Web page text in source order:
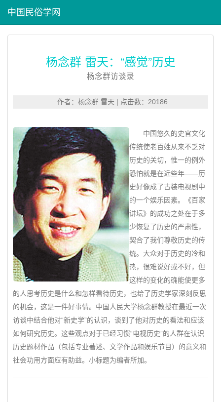
中国民俗学网
杨念群 雷天：“感觉”历史
杨念群访谈录
作者：杨念群 雷天 | 点击数：20186
中国悠久的史官文化
传统使老百姓从来不乏对
历史的关切，惟一的例外
恐怕就是在近些年——历
史好像成了古装电视剧中
的一个娱乐因素。《百家
讲坛》的成功之处在于多
少恢复了历史的严肃性，
契合了我们尊敬历史的传
统。大众对于历史的冷和
热，很难说好或不好，但
这样的变化的确能使更多
的人思考历史是什么和怎样看待历史，也给了历史学家深刻反思
的机会，这是一件好事情。中国人民大学杨念群教授在最近一次
访谈中结合他对“新史学”的认识，谈到了他对历史的看法和应该
如何研究历史。这些观点对于已经习惯“电视历史”的人群在认识
历史题材作品（包括专业著述、文学作品和娱乐节目）的意义和
社会功用方面应有助益。小标题为编者所加。